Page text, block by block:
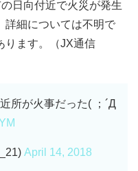
日向付近で火災が発生
詳細については不明で
ります。（JX通信
所が火事だった( ；´Д
April 14, 2018